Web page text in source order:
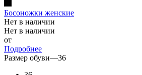
Босоножки женские
Нет в наличии
Нет в наличии
от
Подробнее
Размер обуви—36